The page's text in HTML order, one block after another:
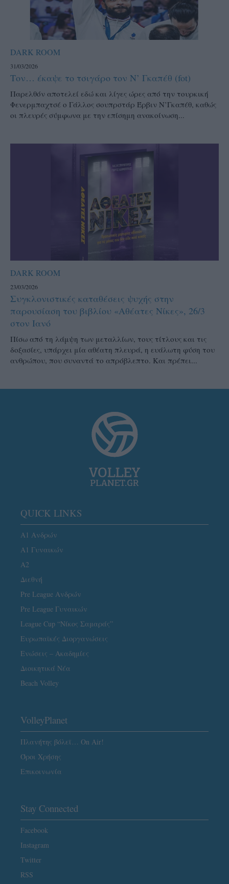
DARK ROOM
31/03/2026
Τον… έκαψε το τσιγάρο τον Ν’ Γκαπέθ (fot)
Παρελθόν αποτελεί εδώ και λίγες ώρες από την τουρκική
Φενερμπαχτσέ ο Γάλλος σουπρστάρ Έρβιν Ν’Γκαπέθ, καθώς
οι πλευρές σύμφωνα με την επίσημη ανακοίνωση...
DARK ROOM
23/03/2026
Συγκλονιστικές καταθέσεις ψυχής στην
παρουσίαση του βιβλίου «Αθέατες Νίκες», 26/3
στον Ιανό
Πίσω από τη λάμψη των μεταλλίων, τους τίτλους και τις
δοξασίες, υπάρχει μία αθέατη πλευρά, η ευάλωτη φύση του
ανθρώπου, που συναντά το απρόβλεπτο. Και πρέπει...
QUICK LINKS
Α1 Ανδρών
Α1 Γυναικών
A2
Διεθνή
Pre League Ανδρών
Pre League Γυναικών
League Cup “Νίκος Σαμαράς”
Ευρωπαϊκές Διοργανώσεις
Ενώσεις – Ακαδημίες
Διοικητικά Νέα
Beach Volley
VolleyPlanet
Πλανήτης βόλεϊ… On Air!
Όροι Χρήσης
Επικοινωνία
Stay Connected
Facebook
Instagram
Twitter
RSS